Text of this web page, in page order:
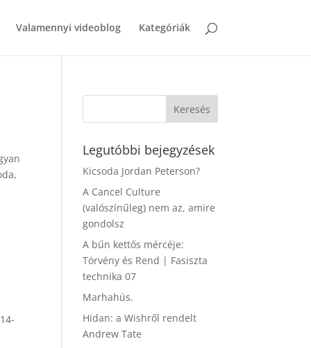
Valamennyi videoblog Kategóriák
Legutóbbi bejegyzések
Kicsoda Jordan Peterson?
A Cancel Culture
(valószínűleg) nem az, amire
gondolsz
A bűn kettős mércéje:
Törvény és Rend | Fasiszta
technika 07
Marhahús.
Hidan: a Wishről rendelt
Andrew Tate